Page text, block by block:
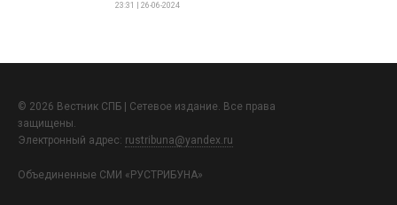
23:31 | 26-06-2024
© 2026 Вестник СПБ | Сетевое издание. Все права
защищены.
Электронный адрес: rustribuna@yandex.ru
Объединенные СМИ «РУСТРИБУНА»